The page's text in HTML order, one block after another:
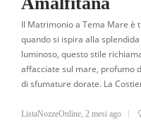
Il Matrimonio a Tema Mare è
quando si ispira alla
luminoso, questo stile
affacciate sul mare, profumo
di sfumature dorate. La
ListaNozzeOnline, 2 mesi ago